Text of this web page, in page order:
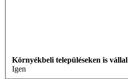
Környékbeli településeken is
Igen